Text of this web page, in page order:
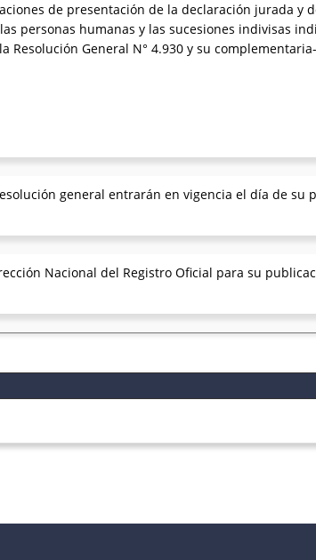
de presentación de la declaración jurada
personas humanas y las sucesiones indivisas
General N° 4.930 y su
general entrarán en vigencia el día de
Nacional del Registro Oficial para su